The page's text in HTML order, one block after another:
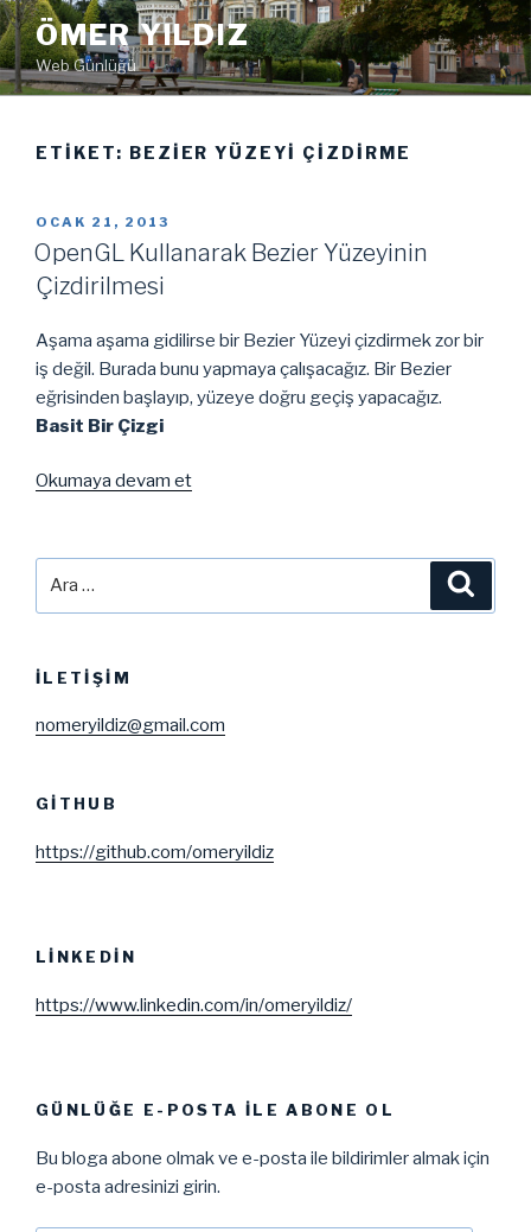
İçeriğe
geç ÖMER YILDIZ
Web Günlüğü
ETIKET: BEZIER YÜZEYI ÇIZDIRME
YAYIM
TARIHI
OCAK 21, 2013
OpenGL Kullanarak Bezier Yüzeyinin
Çizdirilmesi
Aşama aşama gidilirse bir Bezier Yüzeyi çizdirmek zor bir
iş değil. Burada bunu yapmaya çalışacağız. Bir Bezier
eğrisinden başlayıp, yüzeye doğru geçiş yapacağız.
Basit Bir Çizgi
Okumaya devam et“OpenGL
Yüzeyinin
İLETIŞIM
nomeryildiz@gmail.com
GITHUB
https://github.com/omeryildiz
LINKEDIN
https://www.linkedin.com/in/omeryildiz/
GÜNLÜĞE E-POSTA ILE ABONE OL
Bu bloga abone olmak ve e-posta ile bildirimler almak için
e-posta adresinizi girin.